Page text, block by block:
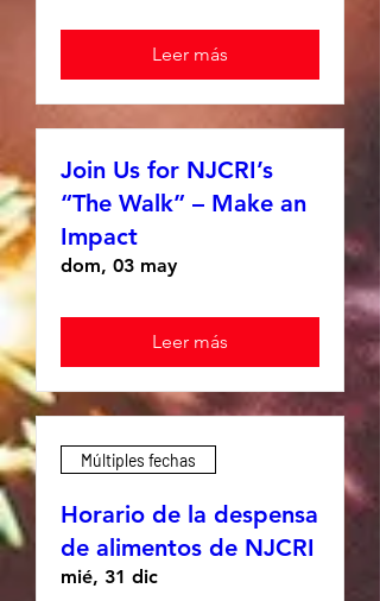
Leer más
Join Us for NJCRI’s
“The Walk” – Make an
Impact
dom, 03 may
Leer más
Múltiples fechas
Horario de la despensa
de alimentos de NJCRI
mié, 31 dic